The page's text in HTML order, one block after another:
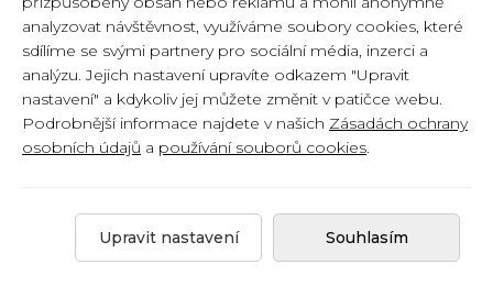
Karviná - Fryštát,
733 01
IČ: 65900634
DIČ: CZ6358030426
Copyright © 2026 byZbranekarvina.cz.
Created by
analyzovat návštěvnost, využíváme soubory cookies, které
sdílíme se svými partnery pro sociální média, inzerci a
analýzu. Jejich nastavení upravíte odkazem "Upravit
nastavení" a kdykoliv jej můžete změnit v patičce webu.
Podrobnější informace najdete v našich Zásadách ochrany
osobních údajů a používání souborů cookies.
Souhlasím
Upravit nastavení